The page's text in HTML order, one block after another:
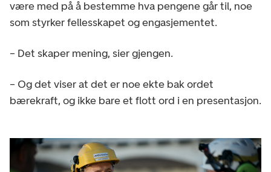
være med på å bestemme hva pengene går til, noe
som styrker fellesskapet og engasjementet.
– Det skaper mening, sier gjengen.
– Og det viser at det er noe ekte bak ordet
bærekraft, og ikke bare et flott ord i en presentasjon.